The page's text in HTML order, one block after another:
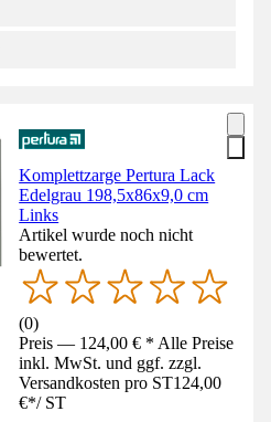
Komplettzarge Pertura Lack
Edelgrau 198,5x86x9,0 cm
Links
Artikel wurde noch nicht
bewertet.
(0)
Preis — 124,00 € * Alle Preise
inkl. MwSt. und ggf. zzgl.
Versandkosten pro ST124,00
€*/ ST